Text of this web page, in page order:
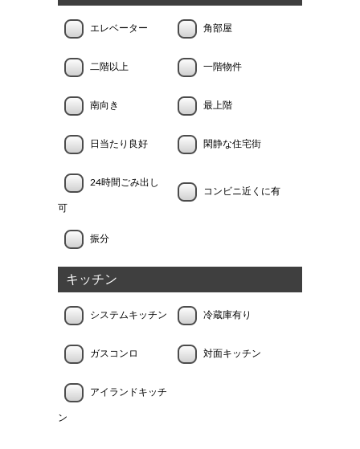
エレベーター 角部屋
二階以上 一階物件
南向き 最上階
日当たり良好 閑静な住宅街
24時間ごみ出し
可
コンビニ近くに有
振分
キッチン
システムキッチン 冷蔵庫有り
ガスコンロ 対面キッチン
アイランドキッチ
ン